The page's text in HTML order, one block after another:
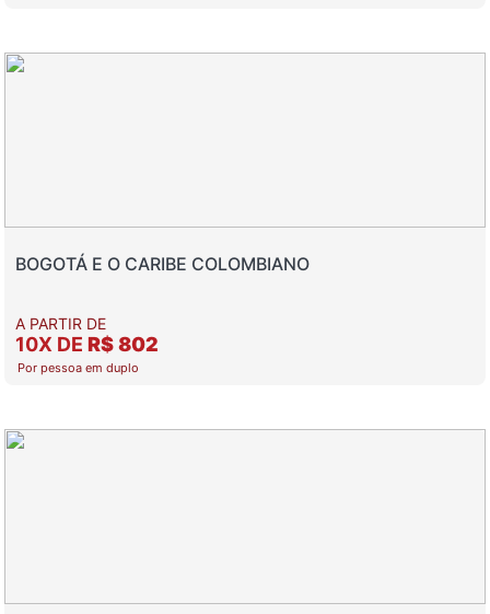
BOGOTÁ E O CARIBE COLOMBIANO
A PARTIR DE
10X DE R$ 802
Por pessoa em duplo